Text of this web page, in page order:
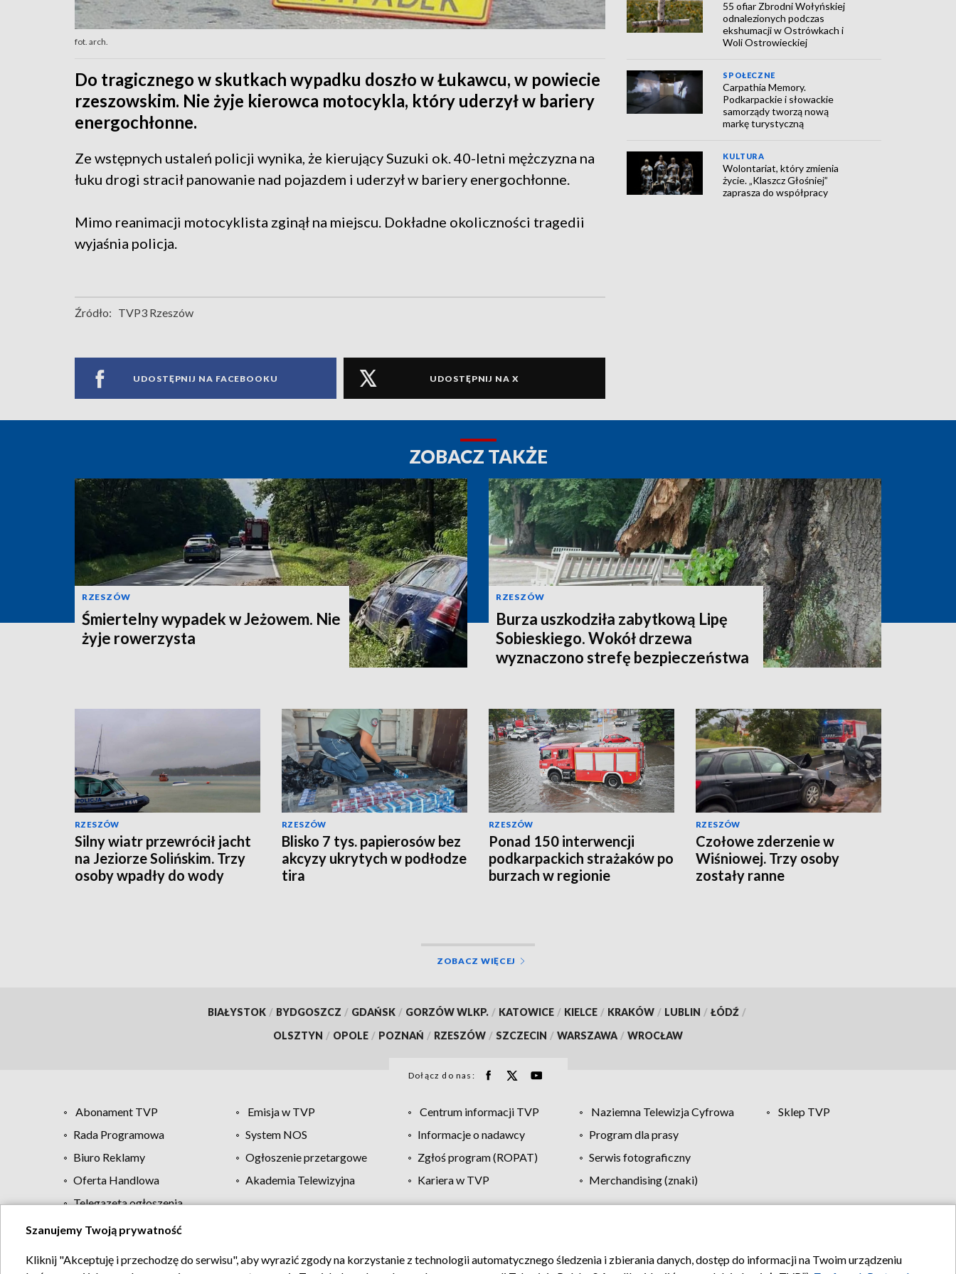
fot. arch.
Do tragicznego w skutkach wypadku doszło w Łukawcu, w powiecie
rzeszowskim. Nie żyje kierowca motocykla, który uderzył w bariery
energochłonne.
Ze wstępnych ustaleń policji wynika, że kierujący Suzuki ok. 40-letni mężczyzna na
łuku drogi stracił panowanie nad pojazdem i uderzył w bariery energochłonne.
Mimo reanimacji motocyklista zginął na miejscu. Dokładne okoliczności tragedii
wyjaśnia policja.
Źródło: TVP3 Rzeszów
UDOSTĘPNIJ NA FACEBOOKU UDOSTĘPNIJ NA X
55 ofiar Zbrodni Wołyńskiej
odnalezionych podczas
ekshumacji w Ostrówkach i
Woli Ostrowieckiej
SPOŁECZNE
Carpathia Memory.
Podkarpackie i słowackie
samorządy tworzą nową
markę turystyczną
KULTURA
Wolontariat, który zmienia
życie. „Klaszcz Głośniej”
zaprasza do współpracy
ZOBACZ TAKŻE
RZESZÓW
Śmiertelny wypadek w Jeżowem. Nie
żyje rowerzysta
RZESZÓW
Burza uszkodziła zabytkową Lipę
Sobieskiego. Wokół drzewa
wyznaczono strefę bezpieczeństwa
RZESZÓW
Silny wiatr przewrócił jacht
na Jeziorze Solińskim. Trzy
osoby wpadły do wody
RZESZÓW
Blisko 7 tys. papierosów bez
akcyzy ukrytych w podłodze
tira
RZESZÓW
Ponad 150 interwencji
podkarpackich strażaków po
burzach w regionie
RZESZÓW
Czołowe zderzenie w
Wiśniowej. Trzy osoby
zostały ranne
ZOBACZ WIĘCEJ
BIAŁYSTOK / BYDGOSZCZ / GDAŃSK / GORZÓW WLKP. / KATOWICE / KIELCE / KRAKÓW / LUBLIN / ŁÓDŹ /
OLSZTYN / OPOLE / POZNAŃ / RZESZÓW / SZCZECIN / WARSZAWA / WROCŁAW
Dołącz do nas:
Abonament TVP Emisja w TVP Centrum informacji TVP Naziemna Telewizja Cyfrowa
Sklep TVP
Rada Programowa
System NOS Informacje o nadawcy
Program dla prasy
Biuro Reklamy
Ogłoszenie przetargowe Zgłoś program (ROPAT)
Serwis fotograficzny
Oferta Handlowa
Akademia Telewizyjna Kariera w TVP
Merchandising (znaki)
Telegazeta ogłoszenia
Regulamin TVP Polityka prywatności Moje zgody Pomoc Biuro reklamy Kontakt
Szanujemy Twoją prywatność
Kliknij "Akceptuję i przechodzę do serwisu", aby wyrazić zgody na korzystanie z technologii automatycznego śledzenia i zbierania danych, dostęp do informacji na Twoim urządzeniu